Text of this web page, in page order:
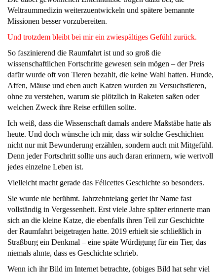
Weltraummedizin weiterzuentwickeln und spätere bemannte
Missionen besser vorzubereiten.
Und trotzdem bleibt bei mir ein zwiespältiges Gefühl zurück.
So faszinierend die Raumfahrt ist und so groß die
wissenschaftlichen Fortschritte gewesen sein mögen – der Preis
dafür wurde oft von Tieren bezahlt, die keine Wahl hatten. Hunde,
Affen, Mäuse und eben auch Katzen wurden zu Versuchstieren,
ohne zu verstehen, warum sie plötzlich in Raketen saßen oder
welchen Zweck ihre Reise erfüllen sollte.
Ich weiß, dass die Wissenschaft damals andere Maßstäbe hatte als
heute. Und doch wünsche ich mir, dass wir solche Geschichten
nicht nur mit Bewunderung erzählen, sondern auch mit Mitgefühl.
Denn jeder Fortschritt sollte uns auch daran erinnern, wie wertvoll
jedes einzelne Leben ist.
Vielleicht macht gerade das Félicettes Geschichte so besonders.
Sie wurde nie berühmt. Jahrzehntelang geriet ihr Name fast
vollständig in Vergessenheit. Erst viele Jahre später erinnerte man
sich an die kleine Katze, die ebenfalls ihren Teil zur Geschichte
der Raumfahrt beigetragen hatte. 2019 erhielt sie schließlich in
Straßburg ein Denkmal – eine späte Würdigung für ein Tier, das
niemals ahnte, dass es Geschichte schrieb.
Wenn ich ihr Bild im Internet betrachte, (obiges Bild hat sehr viel